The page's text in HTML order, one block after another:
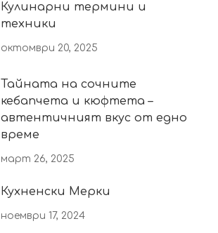
Кулинарни термини и
техники
октомври 20, 2025
Тайната на сочните
кебапчета и кюфтета –
автентичният вкус от едно
време
март 26, 2025
Кухненски Мерки
ноември 17, 2024